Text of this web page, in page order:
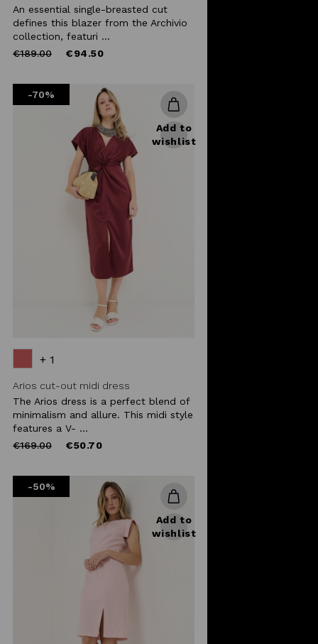
An essential single-breasted cut
defines this blazer from the Archivio
collection, featuri ...
Price
€189.00to €94.50
-70%
Add to
wishlist
+ 1
Arios cut-out midi dress
The Arios dress is a perfect blend of
minimalism and allure. This midi style
features a V- ...
Price
€169.00to €50.70
-50%
Add to
wishlist